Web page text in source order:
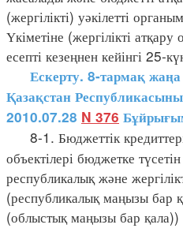
(жергілікті) уәкілетті
Үкіметіне (жергілікті
есепті кезеңнен кейінгі 25-
Ескерту. 8-тармақ
Қазақстан
2010.07.28 N 376
8-1. Бюджеттік
объектілері бюджетке
республикалық және
(республикалық маңызы бар
(облыстық маңызы бар қала))